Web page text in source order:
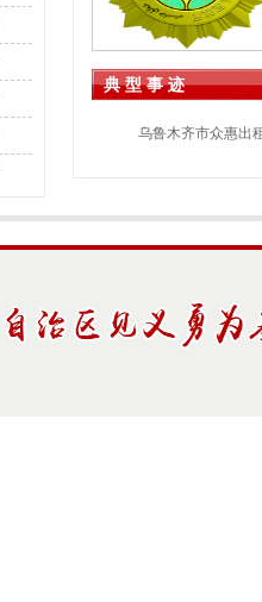
典 型 事 迹
乌鲁木齐市众惠出